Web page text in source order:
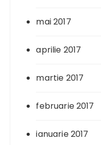
mai 2017
aprilie 2017
martie 2017
februarie 2017
ianuarie 2017